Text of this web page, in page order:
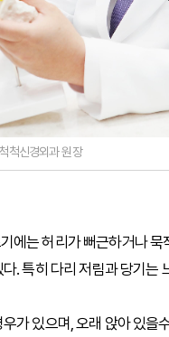
척신경외과 원장
에는 허리가 뻐근하거나
. 특히 다리 저림과 당기는
가 있으며, 오래 앉아 있을